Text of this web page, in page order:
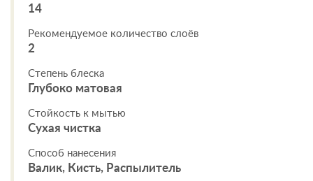
14
Рекомендуемое количество слоёв
2
Степень блеска
Глубоко матовая
Стойкость к мытью
Сухая чистка
Способ нанесения
Валик, Кисть, Распылитель